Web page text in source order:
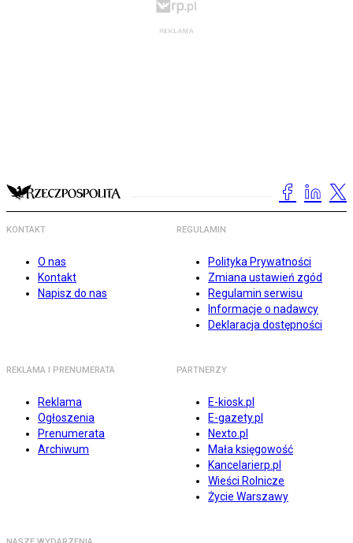
KONTAKT
O nas
Kontakt
Napisz do nas
REGULAMIN
Polityka Prywatności
Zmiana ustawień zgód
Regulamin serwisu
Informacje o nadawcy
Deklaracja dostępności
REKLAMA I PRENUMERATA
Reklama
Ogłoszenia
Prenumerata
Archiwum
PARTNERZY
E-kiosk.pl
E-gazety.pl
Nexto.pl
Mała księgowość
Kancelarierp.pl
Wieści Rolnicze
Życie Warszawy